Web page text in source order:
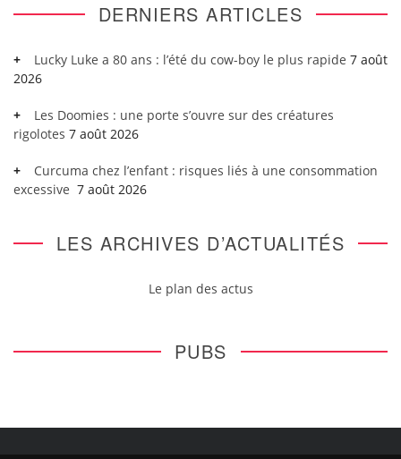
DERNIERS ARTICLES
Lucky Luke a 80 ans : l’été du cow-boy le plus rapide 7 août
2026
Les Doomies : une porte s’ouvre sur des créatures
rigolotes 7 août 2026
Curcuma chez l’enfant : risques liés à une consommation
excessive 7 août 2026
LES ARCHIVES D’ACTUALITÉS
Le plan des actus
PUBS